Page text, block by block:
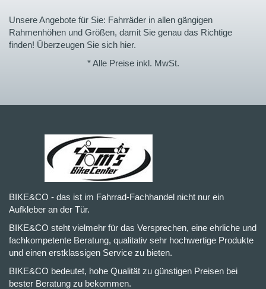
Unsere Angebote für Sie: Fahrräder in allen gängigen
Rahmenhöhen und Größen, damit Sie genau das Richtige
finden! Überzeugen Sie sich hier.
* Alle Preise inkl. MwSt.
BIKE&CO - das ist im Fahrrad-Fachhandel nicht nur ein
Aufkleber an der Tür.
BIKE&CO steht vielmehr für das Versprechen, eine ehrliche und
fachkompetente Beratung, qualitativ sehr hochwertige Produkte
und einen erstklassigen Service zu bieten.
BIKE&CO bedeutet, hohe Qualität zu günstigen Preisen bei
bester Beratung zu bekommen.